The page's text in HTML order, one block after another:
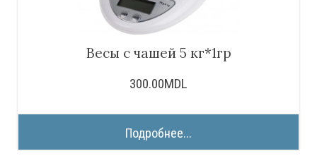
Весы с чашей 5 кг*1гр
300.00MDL
Подробнее...